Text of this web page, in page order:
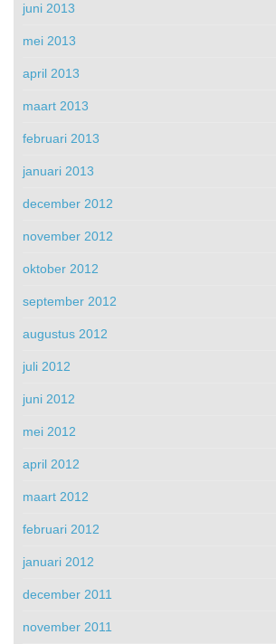
juni 2013
mei 2013
april 2013
maart 2013
februari 2013
januari 2013
december 2012
november 2012
oktober 2012
september 2012
augustus 2012
juli 2012
juni 2012
mei 2012
april 2012
maart 2012
februari 2012
januari 2012
december 2011
november 2011